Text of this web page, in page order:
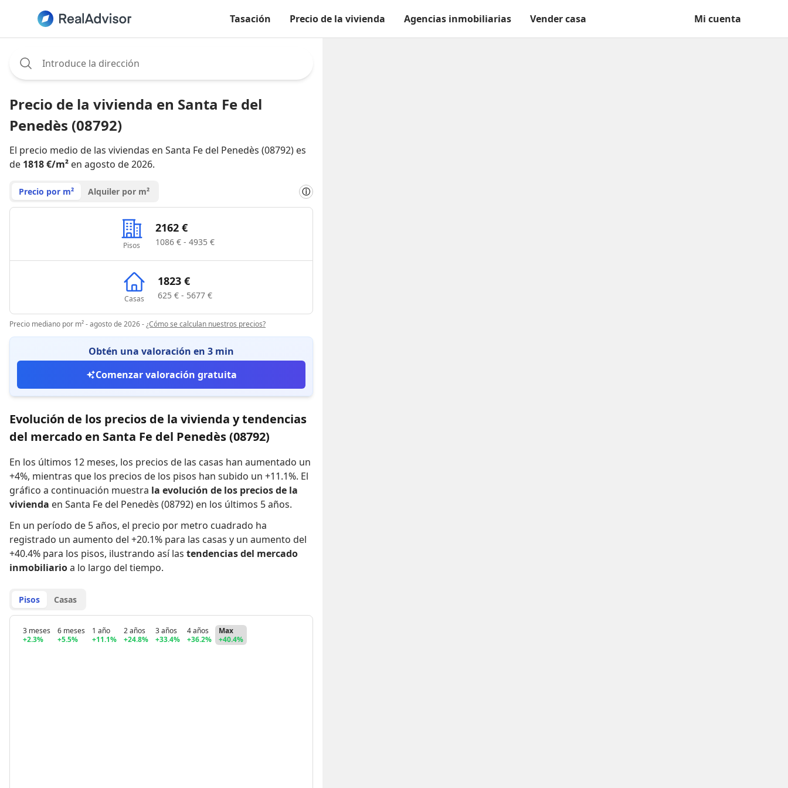
Tasación Precio de la vivienda Agencias inmobiliarias Vender casa Mi cuenta
Precio de la vivienda en Santa Fe del
Penedès (08792)
El precio medio de las viviendas en Santa Fe del Penedès (08792) es
de 1818 €/m² en agosto de 2026.
Precio por m² Alquiler por m² ⓘ
Pisos
2162 €
1086 € - 4935 €
Casas
1823 €
625 € - 5677 €
Precio mediano por m² - agosto de 2026-¿Cómo se calculan nuestros precios?
Obtén una valoración en 3 min
Comenzar valoración gratuita
Evolución de los precios de la vivienda y tendencias
del mercado en Santa Fe del Penedès (08792)
En los últimos 12 meses, los precios de las casas han aumentado un
+4%, mientras que los precios de los pisos han subido un +11.1%. El
gráfico a continuación muestra la evolución de los precios de la
vivienda en Santa Fe del Penedès (08792) en los últimos 5 años.
En un período de 5 años, el precio por metro cuadrado ha
registrado un aumento del +20.1% para las casas y un aumento del
+40.4% para los pisos, ilustrando así las tendencias del mercado
inmobiliarioa lo largo del tiempo.
Pisos Casas
3 meses
+2.3%
6 meses
+5.5%
1 año
+11.1%
2 años
+24.8%
3 años
+33.4%
4 años
+36.2%
Max
+40.4%